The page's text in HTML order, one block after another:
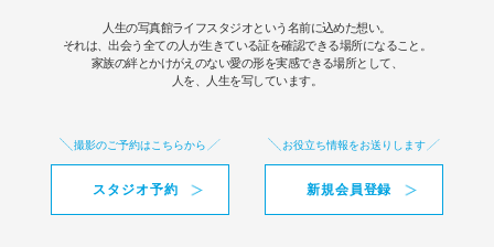
人生の写真館ライフスタジオという名前に込めた想い。
それは、出会う全ての人が生きている証を確認できる場所になること。
家族の絆とかけがえのない愛の形を実感できる場所として、
人を、人生を写しています。
撮影のご予約はこちらから
スタジオ予約
お役立ち情報をお送りします
新規会員登録